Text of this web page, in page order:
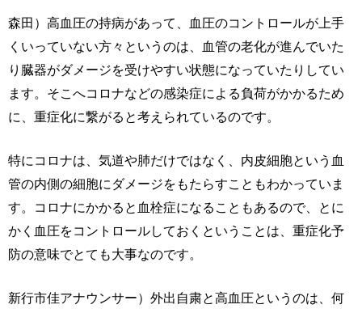
森田）高血圧の持病があって、血圧のコントロールが上手
くいっていない方々というのは、血管の老化が進んでいた
り臓器がダメージを受けやすい状態になっていたりしてい
ます。そこへコロナなどの感染症による負荷がかかるため
に、重症化に繋がると考えられているのです。
特にコロナは、気道や肺だけではなく、内皮細胞という血
管の内側の細胞にダメージをもたらすこともわかっていま
す。コロナにかかると血栓症になることもあるので、とに
かく血圧をコントロールしておくということは、重症化予
防の意味でとても大事なのです。
新行市佳アナウンサー）外出自粛と高血圧というのは、何